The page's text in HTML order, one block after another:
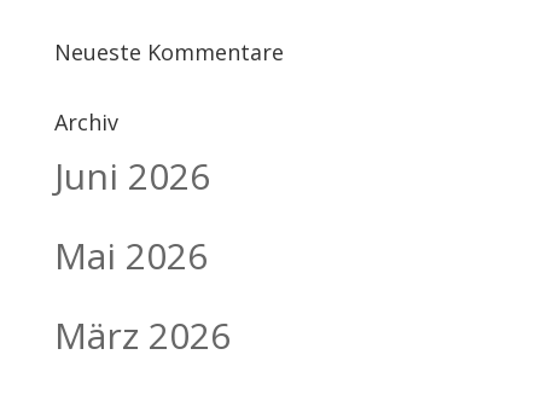
Neueste Kommentare
Archiv
Juni 2026
Mai 2026
März 2026